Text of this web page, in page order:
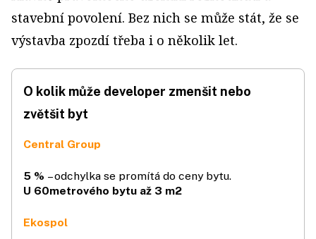
stavební povolení. Bez nich se může stát, že se
výstavba zpozdí třeba i o několik let.
O kolik může developer zmenšit nebo
zvětšit byt
Central Group
5 % – odchylka se promítá do ceny bytu.
U 60metrového bytu až 3 m2
Ekospol